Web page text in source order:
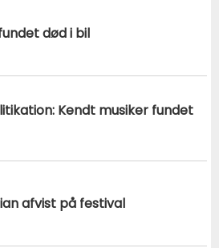
død i bil
Kendt musiker fundet
afvist på festival